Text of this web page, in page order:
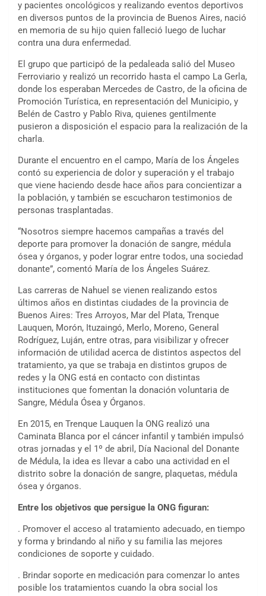
y pacientes oncológicos y realizando eventos deportivos
en diversos puntos de la provincia de Buenos Aires, nació
en memoria de su hijo quien falleció luego de luchar
contra una dura enfermedad.
El grupo que participó de la pedaleada salió del Museo
Ferroviario y realizó un recorrido hasta el campo La Gerla,
donde los esperaban Mercedes de Castro, de la oficina de
Promoción Turística, en representación del Municipio, y
Belén de Castro y Pablo Riva, quienes gentilmente
pusieron a disposición el espacio para la realización de la
charla.
Durante el encuentro en el campo, María de los Ángeles
contó su experiencia de dolor y superación y el trabajo
que viene haciendo desde hace años para concientizar a
la población, y también se escucharon testimonios de
personas trasplantadas.
“Nosotros siempre hacemos campañas a través del
deporte para promover la donación de sangre, médula
ósea y órganos, y poder lograr entre todos, una sociedad
donante”, comentó María de los Ángeles Suárez.
Las carreras de Nahuel se vienen realizando estos
últimos años en distintas ciudades de la provincia de
Buenos Aires: Tres Arroyos, Mar del Plata, Trenque
Lauquen, Morón, Ituzaingó, Merlo, Moreno, General
Rodríguez, Luján, entre otras, para visibilizar y ofrecer
información de utilidad acerca de distintos aspectos del
tratamiento, ya que se trabaja en distintos grupos de
redes y la ONG está en contacto con distintas
instituciones que fomentan la donación voluntaria de
Sangre, Médula Ósea y Órganos.
En 2015, en Trenque Lauquen la ONG realizó una
Caminata Blanca por el cáncer infantil y también impulsó
otras jornadas y el 1º de abril, Día Nacional del Donante
de Médula, la idea es llevar a cabo una actividad en el
distrito sobre la donación de sangre, plaquetas, médula
ósea y órganos.
Entre los objetivos que persigue la ONG figuran:
. Promover el acceso al tratamiento adecuado, en tiempo
y forma y brindando al niño y su familia las mejores
condiciones de soporte y cuidado.
. Brindar soporte en medicación para comenzar lo antes
posible los tratamientos cuando la obra social los